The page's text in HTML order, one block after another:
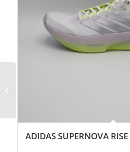
ADIDAS SUPERNOVA